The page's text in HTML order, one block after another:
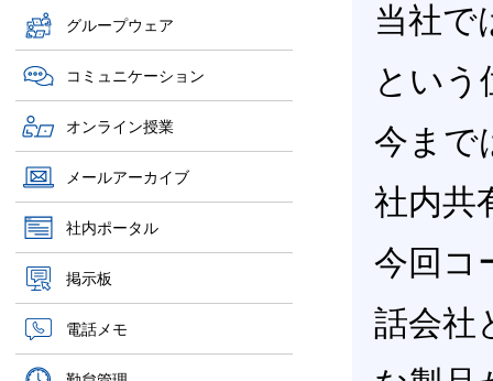
グループウェア
コミュニケーション
オンライン授業
メールアーカイブ
社内ポータル
掲示板
電話メモ
当社で
という
今まで
社内共
今回コ
話会社